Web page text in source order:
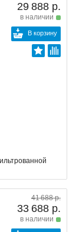
29 888 р.
в наличии
В корзину
41 688 р.
33 688 р.
в наличии